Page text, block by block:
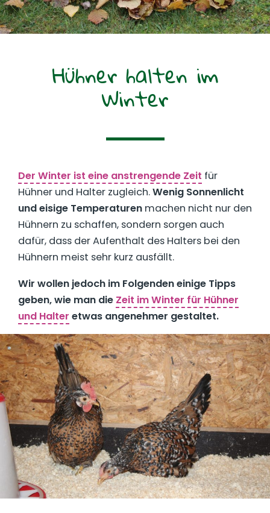
Hühner halten im
Winter
Der Winter ist eine anstrengende Zeit für
Hühner und Halter zugleich.Wenig Sonnenlicht
und eisige Temperaturen machen nicht nur den
Hühnern zu schaffen, sondern sorgen auch
dafür, dass der Aufenthalt des Halters bei den
Hühnern meist sehr kurz ausfällt.
Wir wollen jedoch im Folgenden einige Tipps
geben, wie man die Zeit im Winter für Hühner
und Halter etwas angenehmer gestaltet.